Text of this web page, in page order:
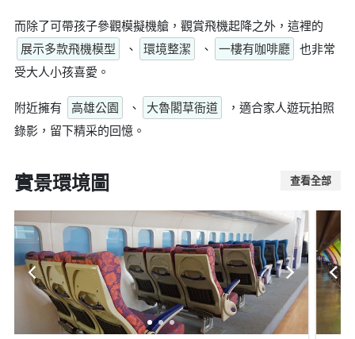
而除了可帶孩子參觀模擬機艙，觀賞飛機起降之外，這裡的
展示多款飛機模型
、 環境整潔 、 一樓有咖啡廳
也非常
受大人小孩喜愛。
附近擁有 高雄公園 、 大魯閣草衙道
，適合家人遊玩拍照
錄影，留下精采的回憶。
實景環境圖 查看全部